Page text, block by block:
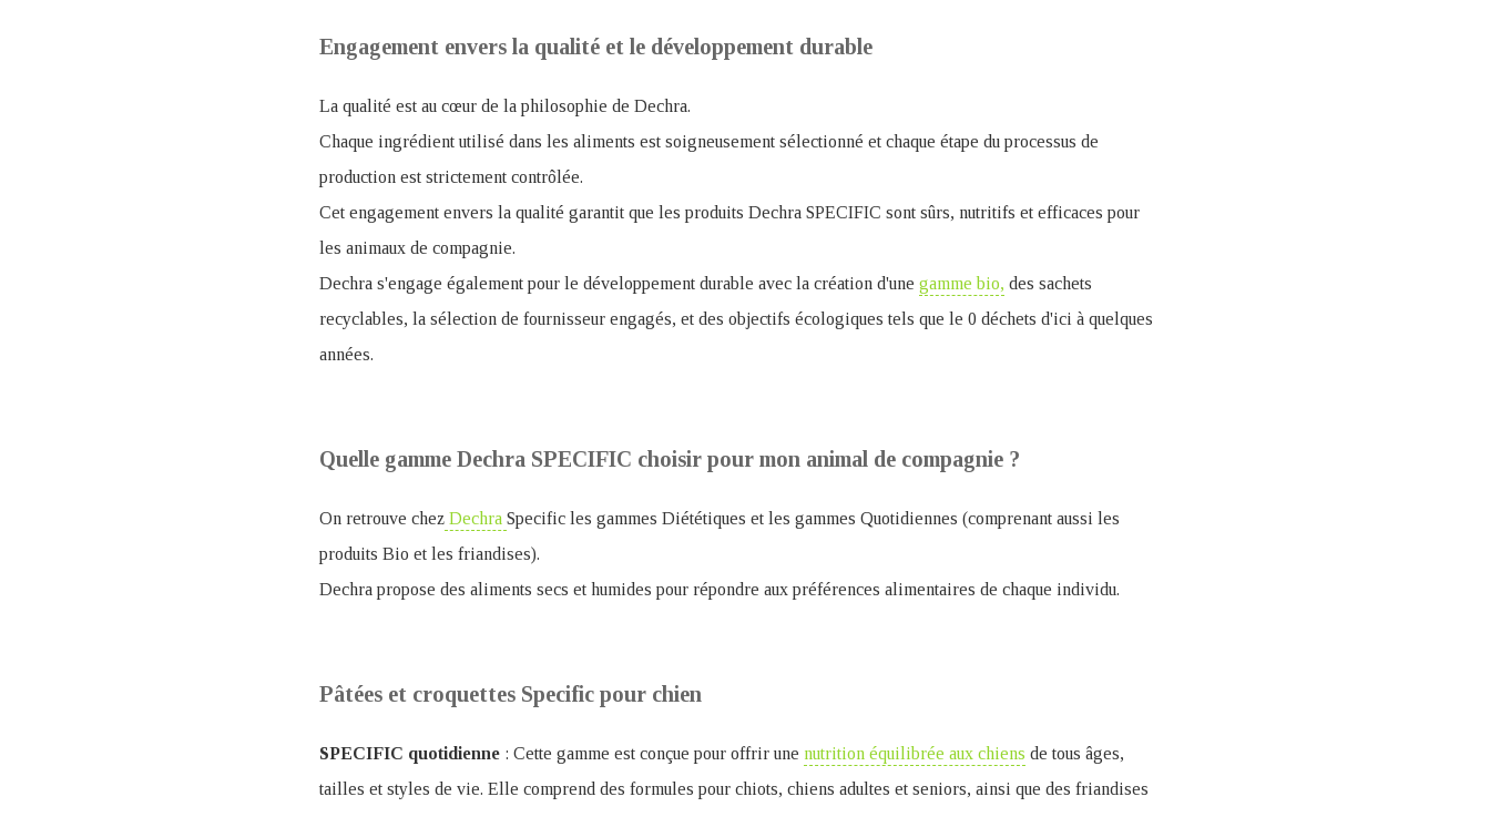
Engagement envers la qualité et le développement durable
La qualité est au cœur de la philosophie de Dechra.
Chaque ingrédient utilisé dans les aliments est soigneusement sélectionné et chaque étape du processus de
production est strictement contrôlée.
Cet engagement envers la qualité garantit que les produits Dechra SPECIFIC sont sûrs, nutritifs et efficaces pour
les animaux de compagnie.
Dechra s'engage également pour le développement durable avec la création d'une gamme bio, des sachets
recyclables, la sélection de fournisseur engagés, et des objectifs écologiques tels que le 0 déchets d'ici à quelques
années.
Quelle gamme Dechra SPECIFIC choisir pour mon animal de compagnie ?
On retrouve chez Dechra Specific les gammes Diététiques et les gammes Quotidiennes (comprenant aussi les
produits Bio et les friandises).
Dechra propose des aliments secs et humides pour répondre aux préférences alimentaires de chaque individu.
Pâtées et croquettes Specific pour chien
SPECIFIC quotidienne : Cette gamme est conçue pour offrir une nutrition équilibrée aux chiens de tous âges,
tailles et styles de vie. Elle comprend des formules pour chiots, chiens adultes et seniors, ainsi que des friandises